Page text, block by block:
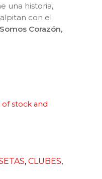
una historia,
con el
Corazón,
stock and
, CLUBES,